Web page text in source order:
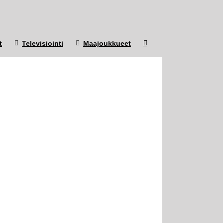
Televisiointi Maajoukkueet